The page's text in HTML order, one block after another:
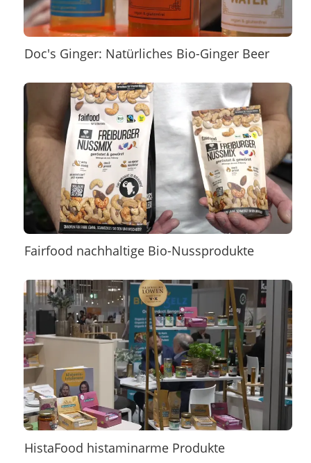
Doc's Ginger: Natürliches Bio-Ginger Beer
Fairfood nachhaltige Bio-Nussprodukte
HistaFood histaminarme Produkte